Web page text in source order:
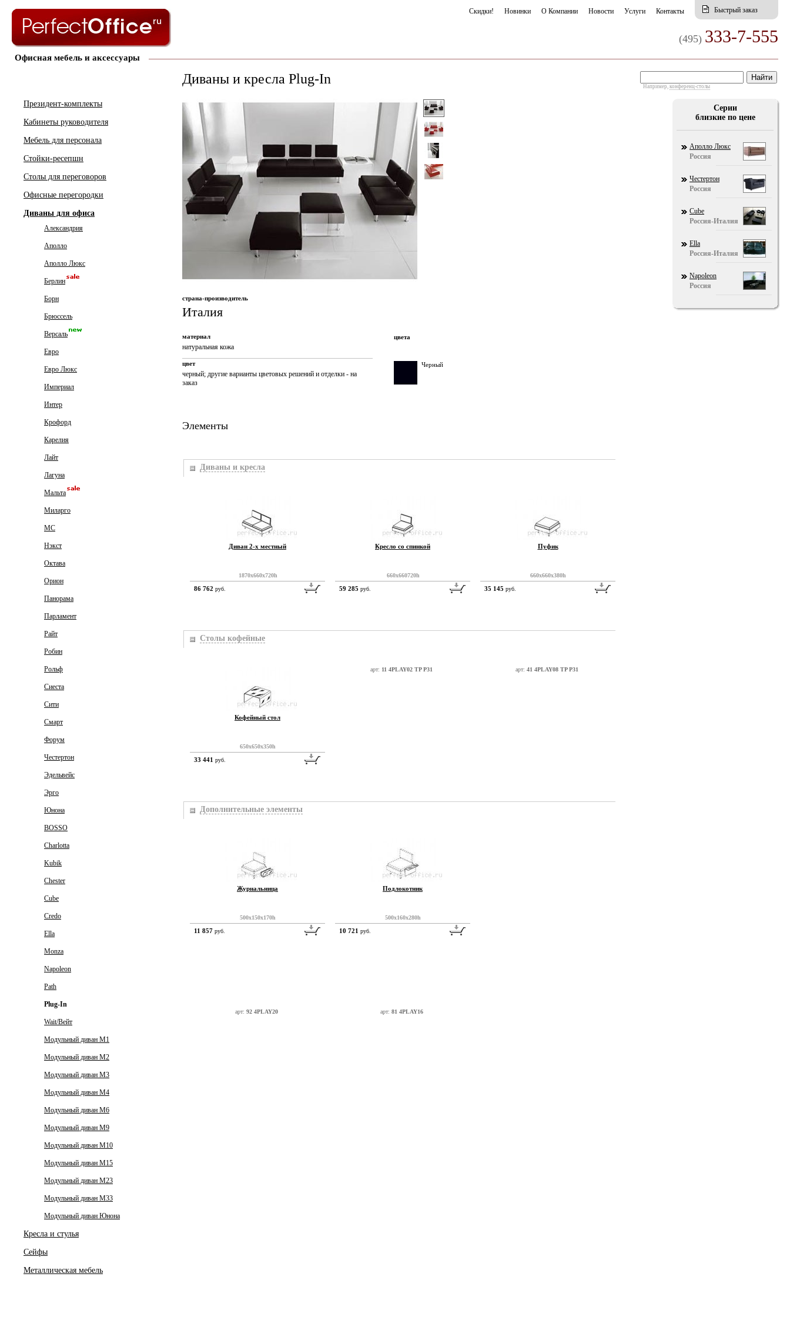
Офисная мебель и аксессуары
Скидки! Новинки О Компании Новости Услуги Контакты Быстрый заказ
(495) 333-7-555
Президент-комплекты
Кабинеты руководителя
Мебель для персонала
Стойки-ресепшн
Столы для переговоров
Офисные перегородки
Диваны для офиса
Александрия
Аполло
Аполло Люкс
Берлин
Борн
Брюссель
Версаль
Евро
Евро Люкс
Империал
Интер
Крофорд
Карелия
Лайт
Лагуна
Мальта
Миларго
МС
Нэкст
Октава
Орион
Панорама
Парламент
Райт
Робин
Рольф
Сиеста
Сити
Смарт
Форум
Честертон
Эдельвейс
Эрго
Юнона
BOSSO
Charlotta
Kubik
Chester
Cube
Credo
Ella
Monza
Napoleon
Path
Plug-In
Wait/Вейт
Модульный диван M1
Модульный диван M2
Модульный диван M3
Модульный диван M4
Модульный диван M6
Модульный диван M9
Модульный диван M10
Модульный диван M15
Модульный диван M23
Модульный диван M33
Модульный диван Юнона
Кресла и стулья
Сейфы
Металлическая мебель
Например, конференц-столы
Серии
близкие по цене
Аполло Люкс
Россия
Честертон
Россия
Cube
Россия-Италия
Ella
Россия-Италия
Napoleon
Россия
Диваны и кресла Plug-In
страна-производитель
Италия
материал
натуральная кожа
цвет
черный; другие варианты цветовых решений и отделки - на
заказ
цвета
Черный
Элементы
Диваны и кресла
Диван 2-х местный
1870x660x720h
86 762 руб.
Кресло со спинкой
арт: 11 4PLAY02 TP P31
660x660720h
59 285 руб.
Пуфик
арт: 41 4PLAY08 TP P31
660x660x380h
35 145 руб.
Столы кофейные
Кофейный стол
650x650x350h
33 441 руб.
Дополнительные элементы
Журнальница
арт: 92 4PLAY20
500x150x170h
11 857 руб.
Подлокотник
арт: 81 4PLAY16
500x160x280h
10 721 руб.